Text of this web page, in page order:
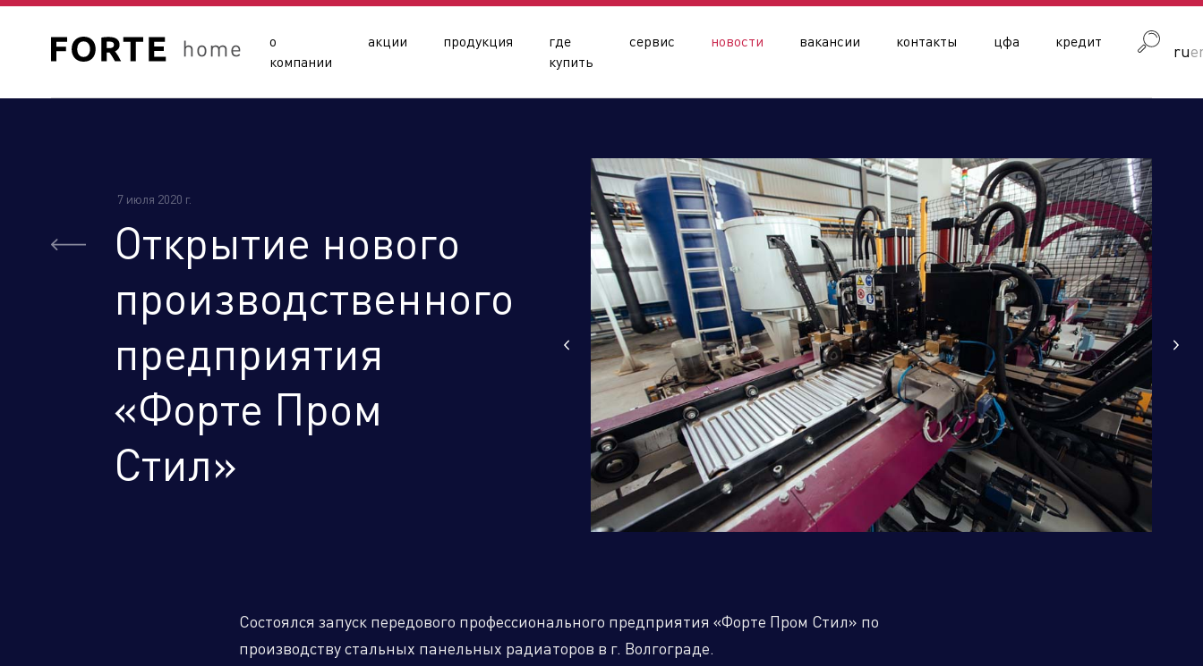
о
компании
акции продукция
где
купить
сервис новости вакансии контакты цфа кредит ru
Сайты подразделений Холдинга
Управляющая компания
Алюминиевые, биметаллические и
стальные панельные радиаторы
Сервисные активы Бренд портфолио
7 июля 2020 г.
Открытие нового
производственного
предприятия
«Форте Пром
Стил»
Состоялся запуск передового профессионального предприятия «Форте Пром Стил» по
производству стальных панельных радиаторов в г. Волгограде.